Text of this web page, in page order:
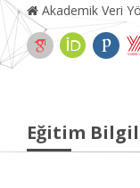
Akademik Veri
Eğitim